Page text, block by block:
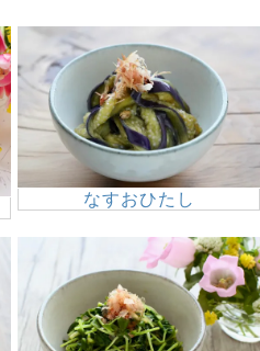
なすおひたし